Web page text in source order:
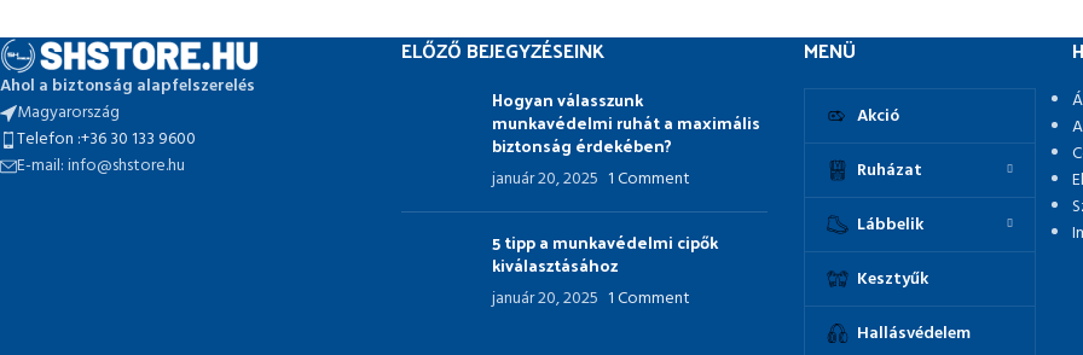
Ahol a biztonság alapfelszerelés
Magyarország
Telefon :+36 30 133 9600
E-mail: info@shstore.hu
ELŐZŐ BEJEGYZÉSEINK
Hogyan válasszunk
munkavédelmi ruhát a maximális
biztonság érdekében?
január 20, 2025 1 Comment
5 tipp a munkavédelmi cipők
kiválasztásához
január 20, 2025 1 Comment
MENÜ
Akció
Ruházat
Lábbelik
Kesztyűk
Hallásvédelem